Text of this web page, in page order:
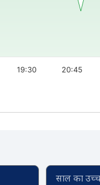
19:30 20:45
साल का उच्च